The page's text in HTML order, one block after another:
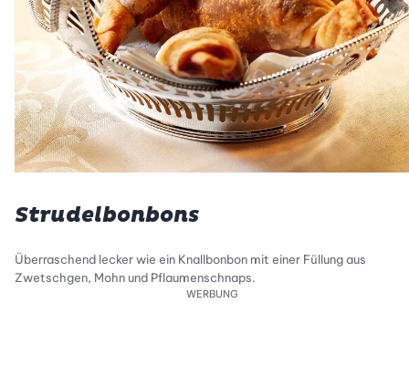
Strudelbonbons
Überraschend lecker wie ein Knallbonbon mit einer Füllung aus
Zwetschgen, Mohn und Pflaumenschnaps.
WERBUNG